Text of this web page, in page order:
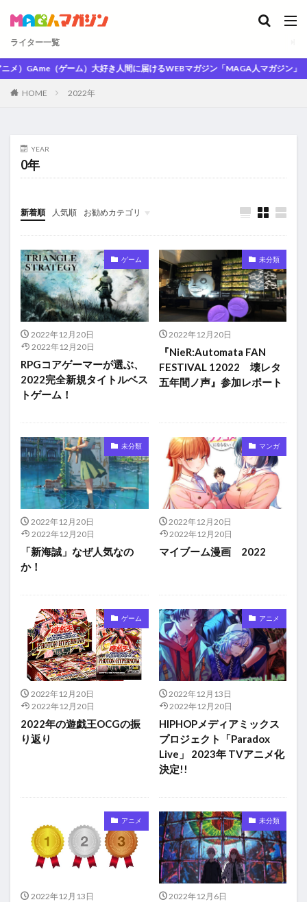
ライター一覧
（ゲーム）大好き人間に届けるWEBマガジン「MAGA人マガジン」
HOME 2022年
YEAR
0年
新着順 人気順 お勧めカテゴリ
未分類
ゲーム
2022年12月20日
2022年12月20日
RPGコアゲーマーが選ぶ、
2022完全新規タイトルベス
トゲーム！
未分類
2022年12月20日
『NieR:Automata FAN
FESTIVAL 12022 壊レタ
五年間ノ声』参加レポート
未分類
2022年12月20日
2022年12月20日
「新海誠」なぜ人気なの
か！
マンガ
2022年12月20日
2022年12月20日
マイブーム漫画 2022
ゲーム
2022年12月20日
2022年12月20日
2022年の遊戯王OCGの振
り返り
アニメ
2022年12月13日
2022年12月20日
HIPHOPメディアミックス
プロジェクト「Paradox
Live」 2023年 TVアニメ化
決定!!
アニメ
2022年12月13日
未分類
2022年12月6日